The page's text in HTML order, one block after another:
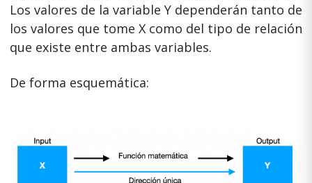
Los valores de la variable Y dependerán tanto de
los valores que tome X como del tipo de relación
que existe entre ambas variables.
De forma esquemática: